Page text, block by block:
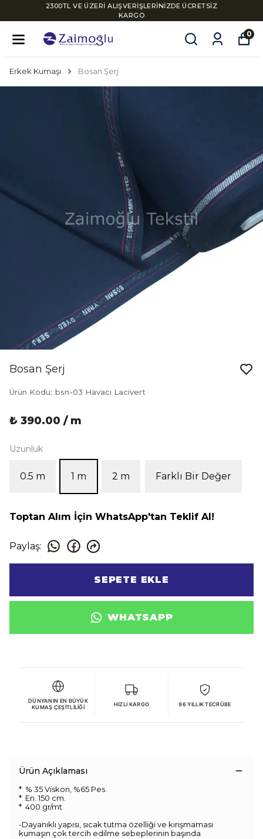
2300TL VE ÜZERİ ALIŞVERİŞLERİNİZDE ÜCRETSİZ
KARGO
0
Erkek Kumaşı Bosan Şerj
Bosan Şerj
Ürün Kodu: bsn-03 Havacı Lacivert
₺ 390.00 / m
Uzunluk
0.5 m 1 m 2 m Farklı Bir Değer
Toptan Alım İçin WhatsApp'tan Teklif Al!
Paylaş:
SEPETE EKLE
WHATSAPP
DÜNYANIN EN BÜYÜK
KUMAŞ ÇEŞITLILIĞI
HIZLI KARGO 96 YILLIK TECRÜBE
Ürün Açıklaması
* % 35 Viskon, %65 Pes.
* En. 150 cm.
* 400 gr/mt
-Dayanıklı yapısı, sıcak tutma özelliği ve kırışmaması
kumaşın çok tercih edilme sebeplerinin başında